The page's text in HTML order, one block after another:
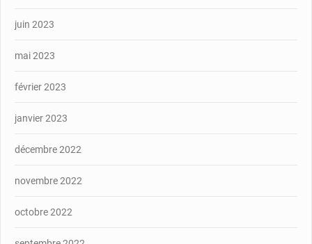
juin 2023
mai 2023
février 2023
janvier 2023
décembre 2022
novembre 2022
octobre 2022